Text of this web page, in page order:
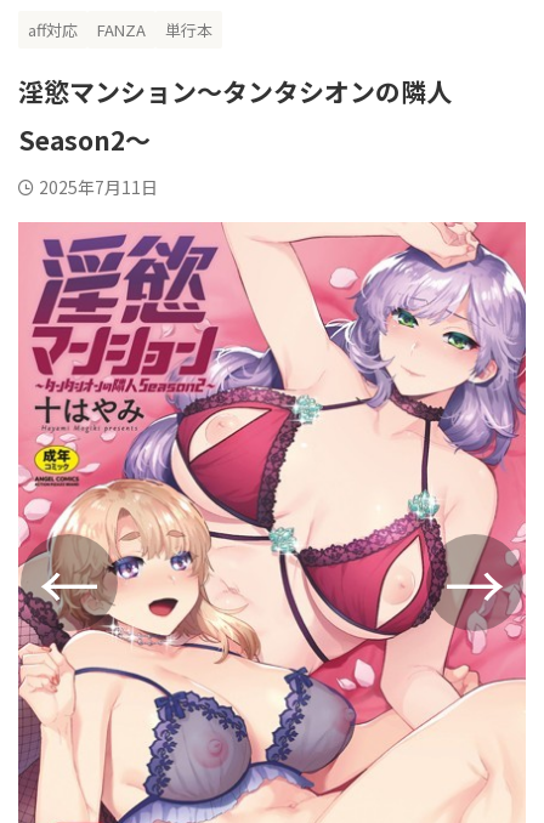
aff対応
FANZA 単行本
淫慾マンション〜タンタシオンの隣人
Season2〜
2025年7月11日